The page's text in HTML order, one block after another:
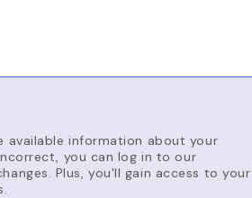
available information about your
you can log in to our
Plus, you'll gain access to your